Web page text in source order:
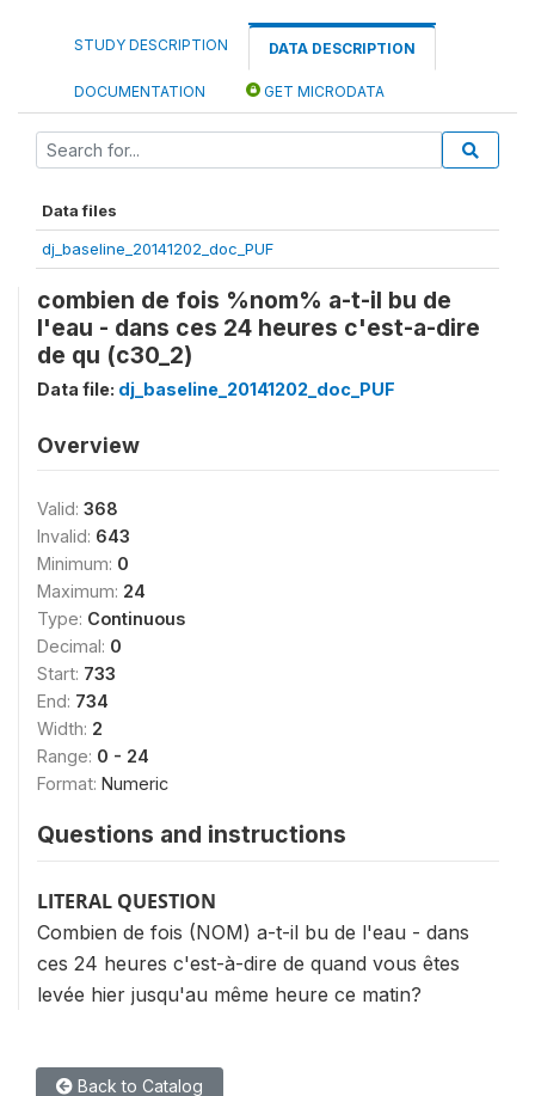
STUDY DESCRIPTION DATA DESCRIPTION
DOCUMENTATION GET MICRODATA
Data files
dj_baseline_20141202_doc_PUF
combien de fois %nom% a-t-il bu de
l'eau - dans ces 24 heures c'est-a-dire
de qu (c30_2)
Data file: dj_baseline_20141202_doc_PUF
Overview
Valid: 368
Invalid: 643
Minimum: 0
Maximum: 24
Type: Continuous
Decimal: 0
Start: 733
End: 734
Width: 2
Range: 0 - 24
Format: Numeric
Questions and instructions
LITERAL QUESTION
Combien de fois (NOM) a-t-il bu de l'eau - dans
ces 24 heures c'est-à-dire de quand vous êtes
levée hier jusqu'au même heure ce matin?
Back to Catalog